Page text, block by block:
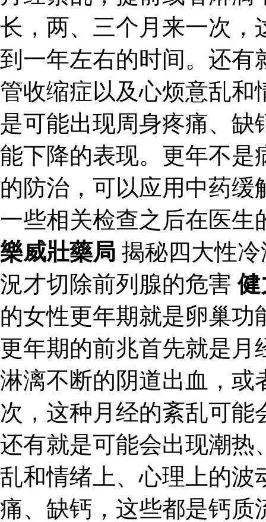
长，两、三个月来一次，
到一年左右的时间。还有
管收缩症以及心烦意乱和
是可能出现周身疼痛、
能下降的表现。更年不是
的防治，可以应用中药
一些相关检查之后在医生
樂威壯藥局 揭秘四大性
況才切除前列腺的危害健
的女性更年期就是卵巢
更年期的前兆首先就是月
淋漓不断的阴道出血，或
次，这种月经的紊乱可
还有就是可能会出现潮热
乱和情绪上、心理上的波
痛、缺钙，这些都是钙质